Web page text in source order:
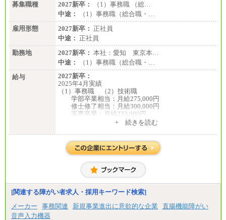
募集職種
2027新卒：
（1）事務職 （総…
中途：
（1）事務職（総合職・…
雇用形態
2027新卒： 正社員
中途： 正社員
勤務地
2027新卒： 本社：愛知 東京本…
中途：
（1）事務職（総合職・…
給与
2027新卒：
2025年4月実績
（1）事務職 （2）技術職
学部卒業相当：月給275,000円
修士修了相当：月給300,000円
高専卒業：月給233,000円
大学院修了・大学卒業：月給21万円
短期大学・専門学校（2年制）卒業：月給20万円
慮して給与を決定いたします
※試用期間中も給与に変更はございません
中途：
（1）事務職（総合職・正社員） （2）技術職（総
合職・正社員）
月給 208,000円以上
経験、能力等を考慮し、弊社規定により決定
+ 続きを読む
[関連する障がい者求人・採用キーワード検索]
メーカー
事務関連 新規事業進出に意欲的な企業
直腸機能障がい
音声入力機器